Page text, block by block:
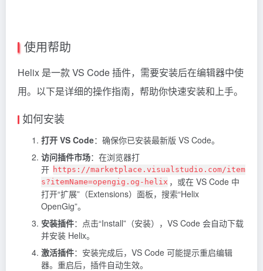
使用帮助
Helix 是一款 VS Code 插件，需要安装后在编辑器中使
用。以下是详细的操作指南，帮助你快速安装和上手。
如何安装
打开 VS Code：确保你已安装最新版 VS Code。
访问插件市场：在浏览器打
开 https://marketplace.visualstudio.com/item
s?itemName=opengig.og-helix ，或在 VS Code 中
打开“扩展”（Extensions）面板，搜索“Helix
OpenGig”。
安装插件：点击“Install”（安装），VS Code 会自动下载
并安装 Helix。
激活插件：安装完成后，VS Code 可能提示重启编辑
器。重启后，插件自动生效。